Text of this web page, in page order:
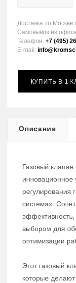
Доставка по Москве
Самовывоз из
Телефон: +7 (495)
E-mail:
КУПИТЬ В 1
Описание
Газовый
инновационное
регулирования
системах.
выбором для
оптимизации
Этот газовый
которые